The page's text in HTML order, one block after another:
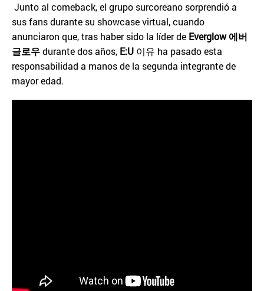
Junto al comeback, el grupo surcoreano sorprendió a
sus fans durante su showcase virtual, cuando
anunciaron que, tras haber sido la líder de Everglow 에버
글로우durante dos años, E:U 이유 ha pasado esta
responsabilidad a manos de la segunda integrante de
mayor edad.